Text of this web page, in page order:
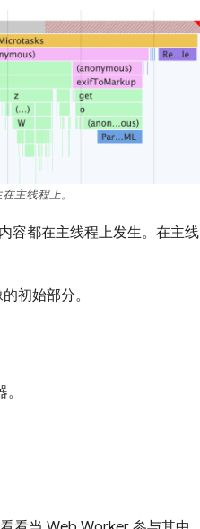
主线程上。
容都在主线程上发生。在主线
初始部分。